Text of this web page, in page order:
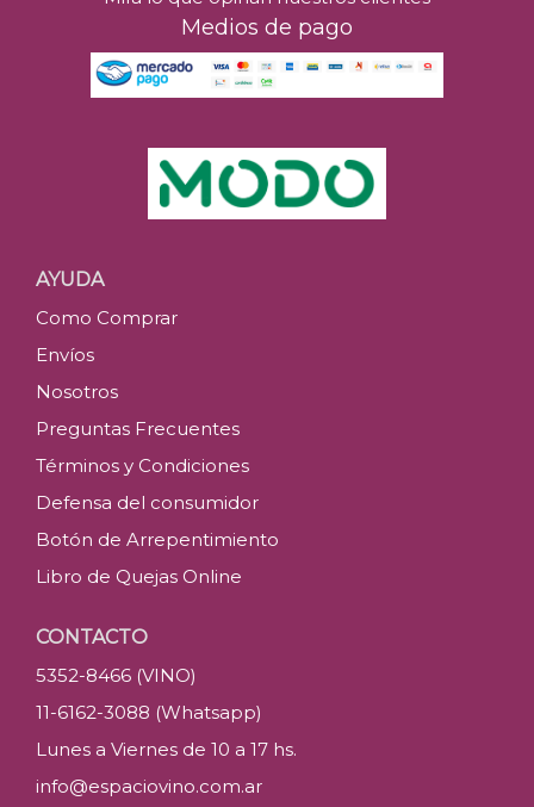
Medios de pago
AYUDA
Como Comprar
Envíos
Nosotros
Preguntas Frecuentes
Términos y Condiciones
Defensa del consumidor
Botón de Arrepentimiento
Libro de Quejas Online
CONTACTO
5352-8466 (VINO)
11-6162-3088 (Whatsapp)
Lunes a Viernes de 10 a 17 hs.
info@espaciovino.com.ar